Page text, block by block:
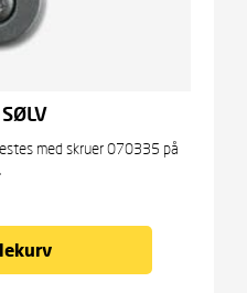
med skruer 070335 på